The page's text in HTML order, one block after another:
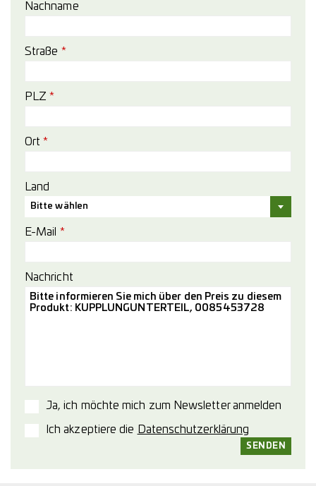
Nachname
Straße *
PLZ*
Ort*
Land
Bitte wählen
E-Mail *
Nachricht
Ja, ich möchte mich zum Newsletter anmelden
Ich akzeptiere die Datenschutzerklärung